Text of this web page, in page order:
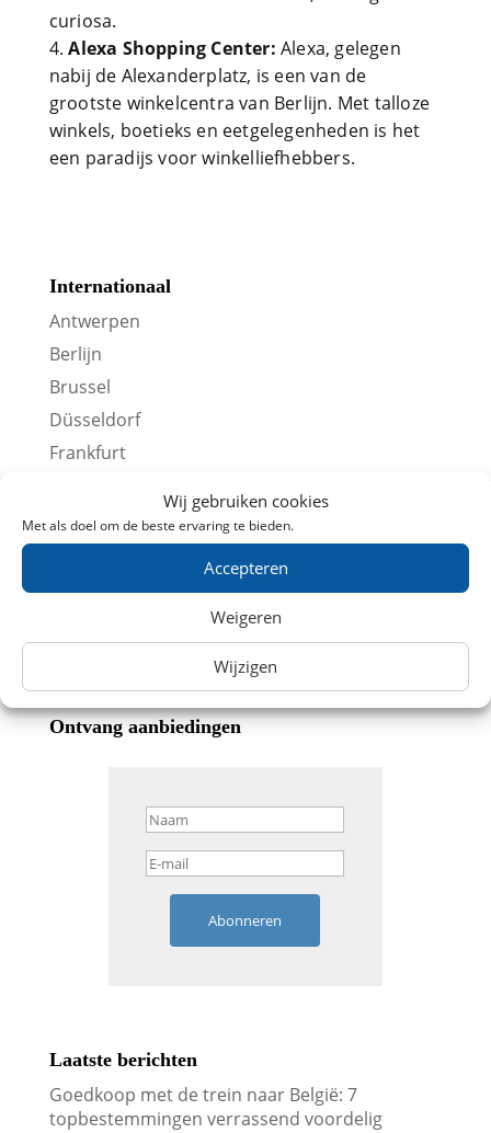
Wij gebruiken cookies
Met als doel om de beste ervaring te bieden.
Accepteren
Weigeren
Wijzigen
curiosa.
Alexa Shopping Center: Alexa, gelegen
nabij de Alexanderplatz, is een van de
grootste winkelcentra van Berlijn. Met talloze
winkels, boetieks en eetgelegenheden is het
een paradijs voor winkelliefhebbers.
Internationaal
Antwerpen
Berlijn
Brussel
Düsseldorf
Frankfurt
Lille
Londen
Overige Treintickets
Ontvang aanbiedingen
Abonneren
Laatste berichten
Goedkoop met de trein naar België: 7
topbestemmingen verrassend voordelig